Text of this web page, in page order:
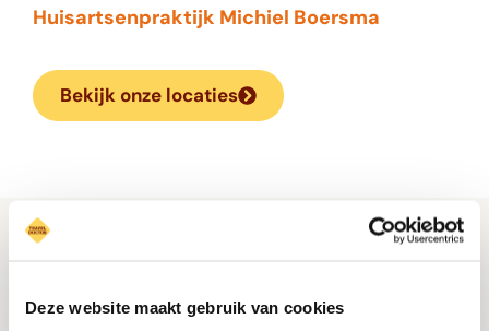
Deze website maakt gebruik van cookies
Huisartsenpraktijk Michiel Boersma
Bekijk onze locaties
Onze ervaren specialisten zorgen ervoor dat je